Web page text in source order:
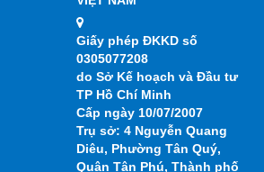
Giấy phép ĐKKD số
0305077208
do Sở Kế hoạch và Đầu tư
TP Hồ Chí Minh
Cấp ngày 10/07/2007
Trụ sở: 4 Nguyễn Quang
Diêu, Phường Tân Quý,
Quận Tân Phú, Thành phố